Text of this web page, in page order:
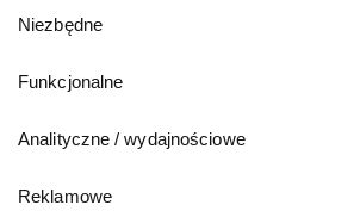
zgody
Niezbędne
Funkcjonalne
Analityczne / wydajnościowe
Reklamowe